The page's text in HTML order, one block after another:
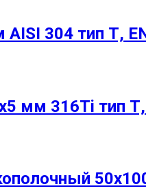
304 тип Т,
мм 316Ti тип